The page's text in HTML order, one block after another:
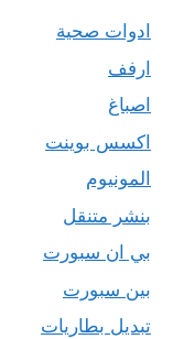
ادوات صحية
ارفف
اصباغ
اكسس بوينت
المونيوم
بنشر متنقل
بي ان سبورت
بين سبورت
تبديل بطاريات